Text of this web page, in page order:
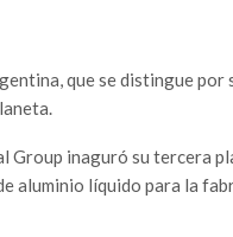
que se distingue por
Group inaguró su tercera
aluminio líquido para la